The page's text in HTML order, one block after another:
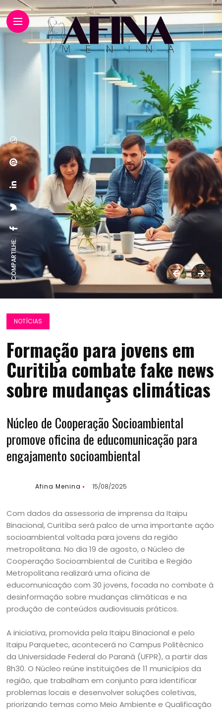
COMPARTILHE:
NOTÍCIAS
Formação para jovens em
Curitiba combate fake news
sobre mudanças climáticas
Núcleo de Cooperação Socioambiental
promove oficina de educomunicação para
engajamento socioambiental
Afina Menina 15/08/2025
Com dados da assessoria de imprensa da Itaipu
Binacional, Curitiba será palco de uma importante ação
socioambiental voltada para jovens da região
metropolitana. No dia 19 de agosto, o Núcleo de
Cooperação Socioambiental de Curitiba e Região
Metropolitana realizará uma oficina de
educomunicação com 30 jovens, focada no combate à
desinformação sobre mudanças climáticas e na
produção de conteúdos audiovisuais práticos.
A iniciativa, promovida pela Itaipu Binacional e pelo
Itaipu Parquetec, acontecerá no Campus Politécnico
da Universidade Federal do Paraná (UFPR), a partir das
8h30. O Núcleo reúne instituições de 11 municípios da
região, que trabalham em conjunto para identificar
problemas locais e desenvolver soluções coletivas,
priorizando temas como Meio Ambiente e Qualificação